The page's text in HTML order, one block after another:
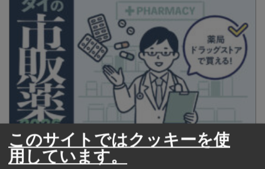
タイの薬いろいろ【タイ・バンコク】 薬局・ドラッグストアで買える
市販薬 2026年最新版！
このサイトではクッキーを使
用しています。